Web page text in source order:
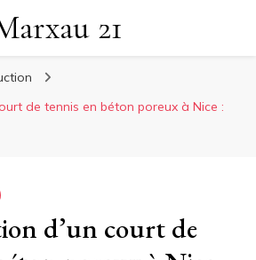
21
de tennis en béton poreux à Nice :
d’un court de